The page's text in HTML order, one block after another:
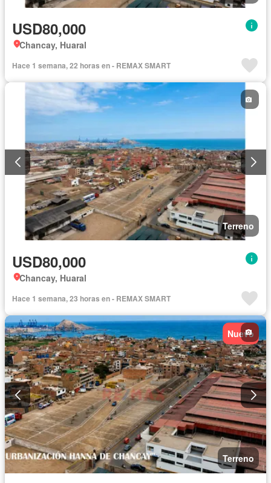
USD80,000
Chancay, Huaral
Hace 1 semana, 22 horas en - REMAX SMART
Terreno
USD80,000
Chancay, Huaral
Hace 1 semana, 23 horas en - REMAX SMART
Nuevo
Terreno